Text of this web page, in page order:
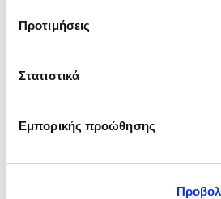
Προτιμήσεις
Στατιστικά
Εμπορικής προώθησης